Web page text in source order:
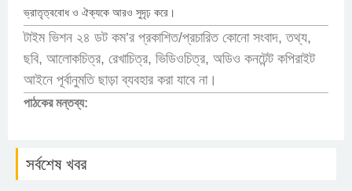
ভ্রাতৃত্ববোধ ও ঐক্যকে আরও সুদৃঢ় করে।
টাইম ভিশন ২৪ ডট কম’র প্রকাশিত/প্রচারিত কোনো সংবাদ, তথ্য,
ছবি, আলোকচিত্র, রেখাচিত্র, ভিডিওচিত্র, অডিও কনটেন্ট কপিরাইট
আইনে পূর্বানুমতি ছাড়া ব্যবহার করা যাবে না।
পাঠকের মন্তব্য:
সর্বশেষ খবর